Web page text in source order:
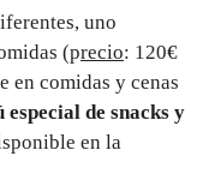
uno
(precio: 120€
en comidas y cenas
especial de snacks y
en la